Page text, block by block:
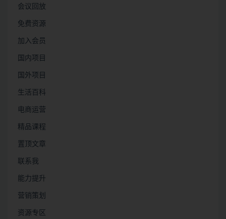
会议回放
免费资源
加入会员
国内项目
国外项目
生活百科
电商运营
精品课程
置顶文章
联系我
能力提升
营销策划
资源专区